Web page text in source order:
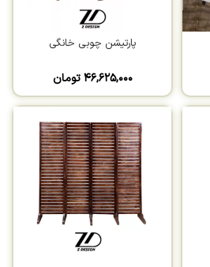
پارتیشن چوبی خانگی
۴۶,۶۲۵,۰۰۰ تومان